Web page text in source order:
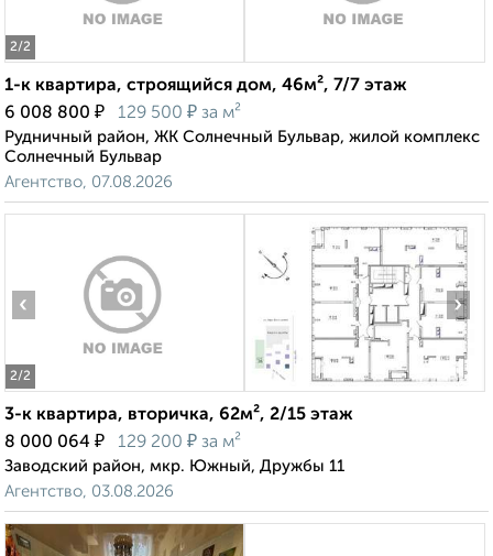
2/2
1-к квартира, строящийся дом, 46м², 7/7 этаж
6 008 800 ₽ 129 500 ₽ за м²
Рудничный район, ЖК Солнечный Бульвар, жилой комплекс
Солнечный Бульвар
Агентство, 07.08.2026
2/2
‹ ›
3-к квартира, вторичка, 62м², 2/15 этаж
8 000 064 ₽ 129 200 ₽ за м²
Заводский район, мкр. Южный, Дружбы 11
Агентство, 03.08.2026